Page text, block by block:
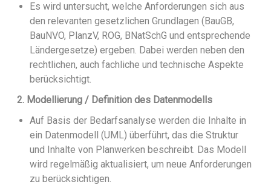
Es wird untersucht, welche Anforderungen sich aus
den relevanten gesetzlichen Grundlagen (BauGB,
BauNVO, PlanzV, ROG, BNatSchG und entsprechende
Ländergesetze) ergeben. Dabei werden neben den
rechtlichen, auch fachliche und technische Aspekte
berücksichtigt.
2. Modellierung / Definition des Datenmodells
Auf Basis der Bedarfsanalyse werden die Inhalte in
ein Datenmodell (UML) überführt, das die Struktur
und Inhalte von Planwerken beschreibt. Das Modell
wird regelmäßig aktualisiert, um neue Anforderungen
zu berücksichtigen.